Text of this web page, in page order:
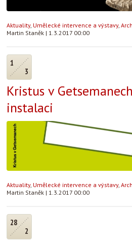
Aktuality, Umělecké intervence a výstavy,
Martin Staněk | 1.3.2017 00:00
1
3
Kristus v
instalaci
Aktuality, Umělecké intervence a výstavy,
Martin Staněk | 1.3.2017 00:00
28
2